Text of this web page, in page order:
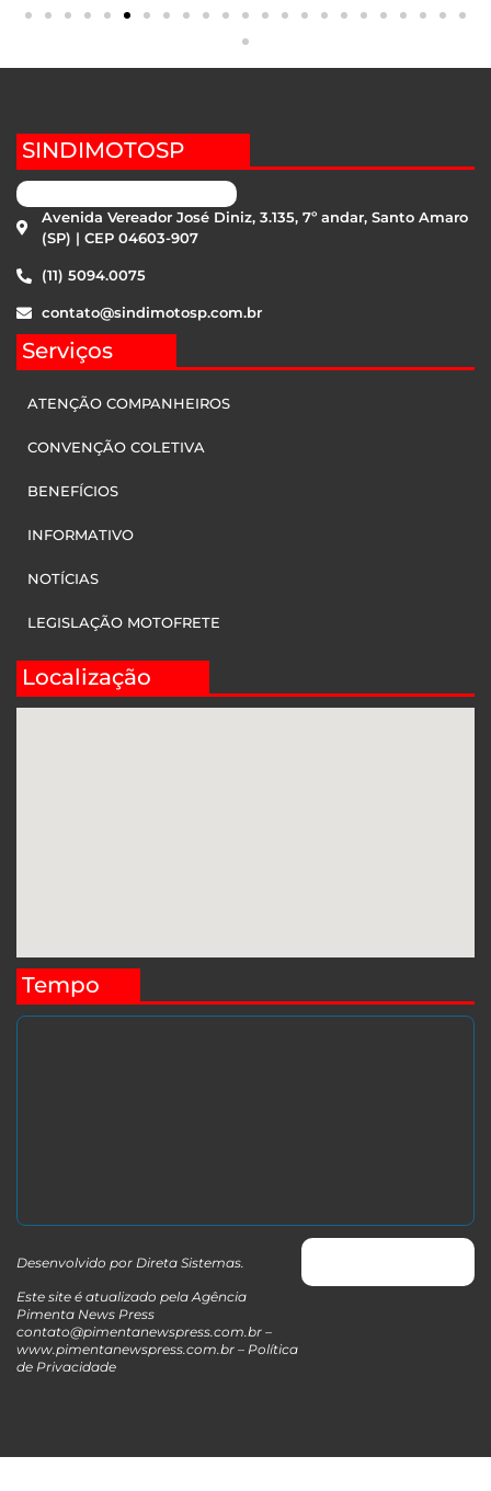
SINDIMOTOSP
Avenida Vereador José Diniz, 3.135, 7º andar, Santo Amaro
(SP) | CEP 04603-907
(11) 5094.0075
contato@sindimotosp.com.br
Serviços
ATENÇÃO COMPANHEIROS
CONVENÇÃO COLETIVA
BENEFÍCIOS
INFORMATIVO
NOTÍCIAS
LEGISLAÇÃO MOTOFRETE
Localização
Tempo
Desenvolvido por Direta Sistemas.
Este site é atualizado pela Agência
Pimenta News Press
contato@pimentanewspress.com.br –
www.pimentanewspress.com.br – Política
de Privacidade